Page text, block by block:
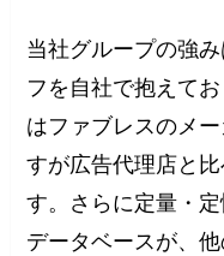
当社グループの強
フを自社で抱えて
はファブレスのメ
すが広告代理店と
す。さらに定量・
データベースが、